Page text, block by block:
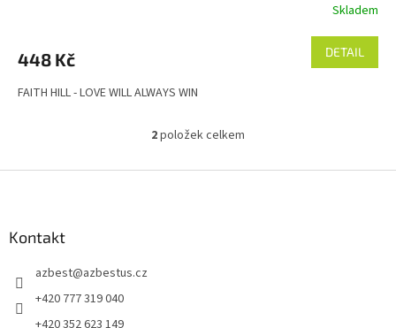
Skladem
448 Kč DETAIL
FAITH HILL - LOVE WILL ALWAYS WIN
O
l
2položek celkem
Kontakt
azbest@azbestus.cz
+420 777 319 040